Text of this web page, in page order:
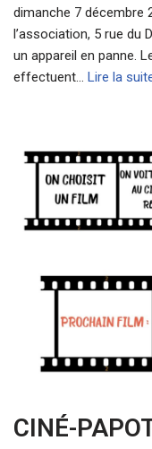
dimanche 7 décembre
l’association, 5 rue du
un appareil en panne.
effectuent… Lire la
CINÉ-